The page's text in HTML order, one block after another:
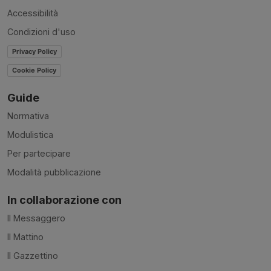
Accessibilità
Condizioni d'uso
Privacy Policy
Cookie Policy
Guide
Normativa
Modulistica
Per partecipare
Modalità pubblicazione
In collaborazione con
Il Messaggero
Il Mattino
Il Gazzettino